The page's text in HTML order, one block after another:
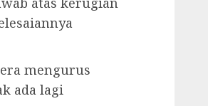
mengurus
ada lagi